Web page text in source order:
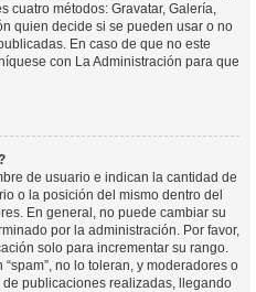
cuatro métodos: Gravatar, Galería,
quien decide si se pueden usar o no
En caso de que no este
con La Administración para que
de usuario e indican la cantidad de
o la posición del mismo dentro del
En general, no puede cambiar su
por la administración. Por favor,
solo para incrementar su rango.
no lo toleran, y moderadores o
publicaciones realizadas, llegando